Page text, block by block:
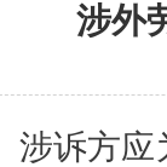
涉外
涉诉方应